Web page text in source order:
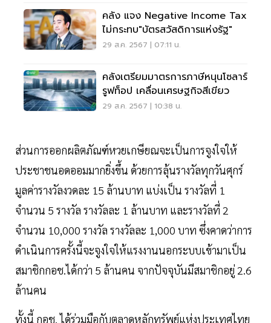
คลัง แจง Negative Income Tax
ไม่กระทบ"บัตรสวัสดิการแห่งรัฐ"
29 ส.ค. 2567 | 07:11 น.
คลังเตรียมมาตรการภาษีหนุนโซลาร์
รูฟท็อป เคลื่อนเศรษฐกิจสีเขียว
29 ส.ค. 2567 | 10:38 น.
ส่วนการออกผลิตภัณฑ์หวยเกษียณจะเป็นการจูงใจให้
ประชาชนอดออมมากยิ่งขึ้น ด้วยการลุ้นรางวัลทุกวันศุกร์
มูลค่ารางวัลงวดละ 15 ล้านบาท แบ่งเป็น รางวัลที่ 1
จำนวน 5 รางวัล รางวัลละ 1 ล้านบาท และรางวัลที่ 2
จำนวน 10,000 รางวัล รางวัลละ 1,000 บาท ซึ่งคาดว่าการ
ดำเนินการครั้งนี้จะจูงใจให้แรงงานนอกระบบเข้ามาเป็น
สมาชิกกอช.ได้กว่า 5 ล้านคน จากปัจจุบันมีสมาชิกอยู่ 2.6
ล้านคน
ทั้งนี้ กอช. ได้ร่วมมือกับตลาดหลักทรัพย์แห่งประเทศไทย